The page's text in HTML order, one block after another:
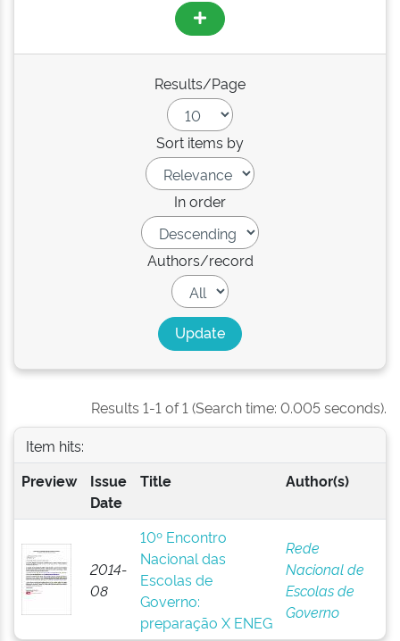
Results/Page
Sort items by
In order
Authors/record
Results 1-1 of 1 (Search time: 0.005 seconds).
Item hits:
Preview
Issue
Date
Title Author(s)
2014-
08
10º Encontro
Nacional das
Escolas de
Governo:
preparação X ENEG
Rede
Nacional de
Escolas de
Governo